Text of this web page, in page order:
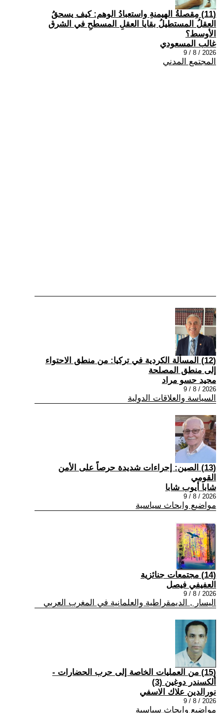
(11) مِقصلةُ الهيمنةِ واستعبادُ الوهم: كيف يسحقُ
العقلُ المستطيلُ بقايا العقلِ المسطحِ في الشرق
الأوسط؟
غالب المسعودي
2026 / 8 / 9
المجتمع المدني
(12) المسألة الكردية في تركيا: من منطق الاحتواء
إلى منطق المصلحة
مجيد حسو مراد
2026 / 8 / 9
السياسة والعلاقات الدولية
(13) الصين: إجراءات شديدة حرصاً على الأمن
القومي
شابا أيوب شابا
2026 / 8 / 9
مواضيع وابحاث سياسية
(14) مجتمعات جنائزية
العفيفي فيصل
2026 / 8 / 9
اليسار , الديمقراطية والعلمانية في المغرب العربي
(15) من العمليات الخاصة إلى حرب الحضارات -
ألكسندر دوغين (3)
نورالدين علاك الاسفي
2026 / 8 / 9
مواضيع وابحاث سياسية